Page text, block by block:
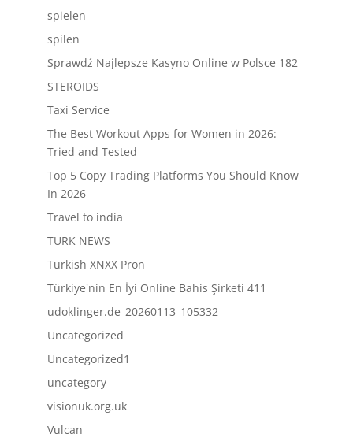
spielen
spilen
Sprawdź Najlepsze Kasyno Online w Polsce 182
STEROIDS
Taxi Service
The Best Workout Apps for Women in 2026:
Tried and Tested
Top 5 Copy Trading Platforms You Should Know
In 2026
Travel to india
TURK NEWS
Turkish XNXX Pron
Türkiye'nin En İyi Online Bahis Şirketi 411
udoklinger.de_20260113_105332
Uncategorized
Uncategorized1
uncategory
visionuk.org.uk
Vulcan